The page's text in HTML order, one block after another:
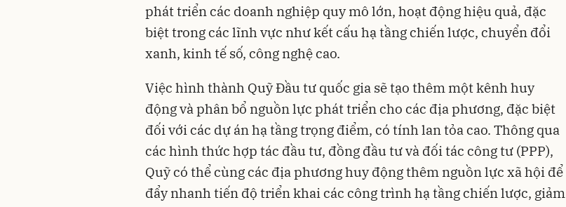
phát triển các doanh nghiệp quy mô lớn, hoạt động hiệu quả, đặc
biệt trong các lĩnh vực như kết cấu hạ tầng chiến lược, chuyển đổi
xanh, kinh tế số, công nghệ cao.
Việc hình thành Quỹ Đầu tư quốc gia sẽ tạo thêm một kênh huy
động và phân bổ nguồn lực phát triển cho các địa phương, đặc biệt
đối với các dự án hạ tầng trọng điểm, có tính lan tỏa cao. Thông qua
các hình thức hợp tác đầu tư, đồng đầu tư và đối tác công tư (PPP),
Quỹ có thể cùng các địa phương huy động thêm nguồn lực xã hội để
đẩy nhanh tiến độ triển khai các công trình hạ tầng chiến lược, giảm